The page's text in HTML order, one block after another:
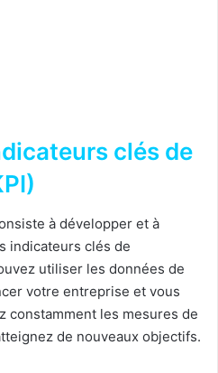
clés de
à développer et à
indicateurs clés de
utiliser les données de
votre entreprise et vous
constamment les mesures de
de nouveaux objectifs.